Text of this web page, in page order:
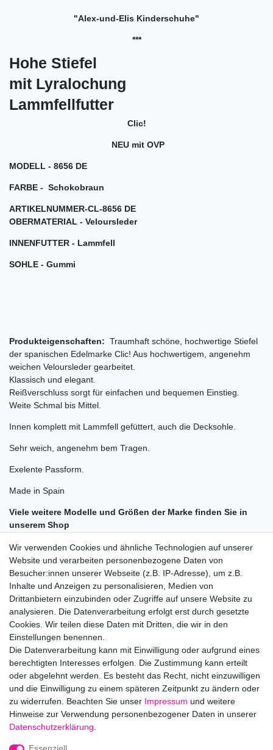
"Alex-und-Elis Kinderschuhe"
***
Hohe Stiefel
mit Lyralochung
Lammfellfutter
Clic!
NEU mit OVP
MODELL - 8656 DE
FARBE - Schokobraun
ARTIKELNUMMER-CL-8656 DE
OBERMATERIAL - Veloursleder
INNENFUTTER - Lammfell
SOHLE - Gummi
Produkteigenschaften: Traumhaft schöne, hochwertige Stiefel
der spanischen Edelmarke Clic! Aus hochwertigem, angenehm
weichen Veloursleder gearbeitet.
Klassisch und elegant.
Reißverschluss sorgt für einfachen und bequemen Einstieg.
Weite Schmal bis Mittel.
Innen komplett mit Lammfell gefüttert, auch die Decksohle.
Sehr weich, angenehm bem Tragen.
Exelente Passform.
Made in Spain
Viele weitere Modelle und Größen der Marke finden Sie in
unserem Shop
"Alex-und-Elis Kinderschuhe".
Nehmen Sie mich in Ihre Favoriten auf!
Melden Sie sich für meine Newsletter an, indem Sie meinen Shop
in Ihre Liste der bevorzugten Verkäufer und Shops aufnehmen.
Hersteller: Calzados Kido, S.L., Elche Parque Empresarial Severo
Ochoa 36, 03203 Elche-Alicante, Spanien, doris@clic-shoes.com
EU-Verantwortlicher: Calzados Kido, S.L., Elche Parque
Empresarial Severo Ochoa 36, 03203 Elche-Alicante, Spanien,
doris@clic-shoes.com
Wir verwenden Cookies und ähnliche Technologien auf unserer
Website und verarbeiten personenbezogene Daten von
Besucher:innen unserer Webseite (z.B. IP-Adresse), um z.B.
Inhalte und Anzeigen zu personalisieren, Medien von
Drittanbietern einzubinden oder Zugriffe auf unsere Website zu
analysieren. Die Datenverarbeitung erfolgt erst durch gesetzte
Cookies. Wir teilen diese Daten mit Dritten, die wir in den
Einstellungen benennen.
Die Datenverarbeitung kann mit Einwilligung oder aufgrund eines
berechtigten Interesses erfolgen. Die Zustimmung kann erteilt
oder abgelehnt werden. Es besteht das Recht, nicht einzuwilligen
und die Einwilligung zu einem späteren Zeitpunkt zu ändern oder
zu widerrufen. Beachten Sie unser Impressum und weitere
Hinweise zur Verwendung personenbezogener Daten in unserer
Daten­schutz­erklärung